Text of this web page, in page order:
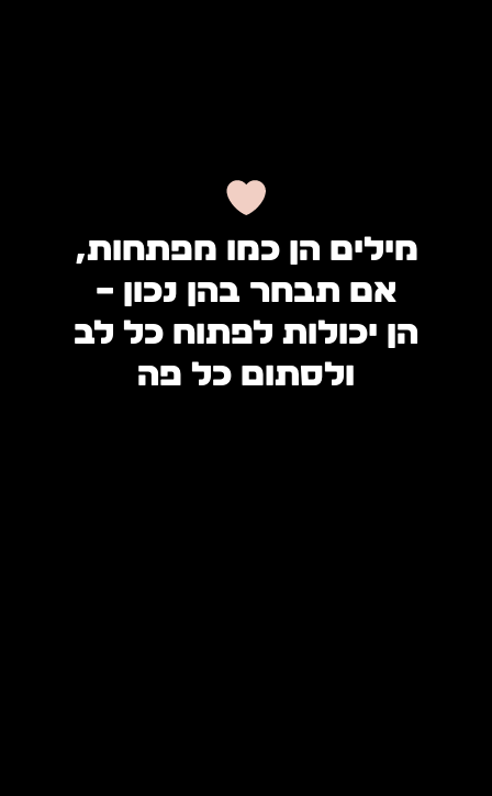
מילים הן כמו מפתחות,
אם תבחר בהן נכון –
הן יכולות לפתוח כל לב
ולסתום כל פה